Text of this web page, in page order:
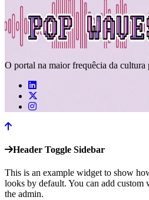
O portal na maior frequêcia da cultura
Header Toggle Sidebar
This is an example widget to show
looks by default. You can add custom
the admin.